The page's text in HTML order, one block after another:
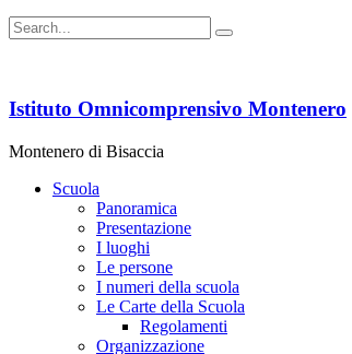
Istituto Omnicomprensivo Montenero
Montenero di Bisaccia
Scuola
Panoramica
Presentazione
I luoghi
Le persone
I numeri della scuola
Le Carte della Scuola
Regolamenti
Organizzazione